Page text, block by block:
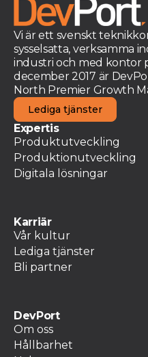
Vi är ett svenskt
sysselsatta, verksamma
industri och med kontor
december 2017 är
North Premier Growth
Lediga tjänster
Expertis
Produktutveckling
Produktionutveckling
Digitala lösningar
Karriär
Vår kultur
Lediga tjänster
Bli partner
DevPort
Om oss
Hållbarhet